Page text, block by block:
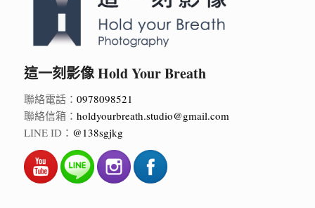
這一刻影像 Hold Your Breath
聯絡電話： 0978098521
聯絡信箱： holdyourbreath.studio@gmail.com
LINE ID： @138sgjkg